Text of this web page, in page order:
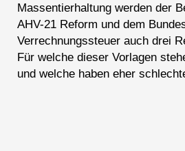
Massentierhaltung werden der
AHV-21 Reform und dem
Verrechnungssteuer auch drei
Für welche dieser Vorlagen
und welche haben eher